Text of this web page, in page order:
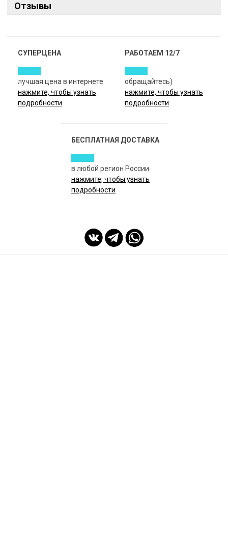
Отзывы
СУПЕРЦЕНА
лучшая цена в интернете
нажмите, чтобы узнать
подробности
РАБОТАЕМ 12/7
обращайтесь)
нажмите, чтобы узнать
подробности
БЕСПЛАТНАЯ ДОСТАВКА
в любой регион России
нажмите, чтобы узнать
подробности